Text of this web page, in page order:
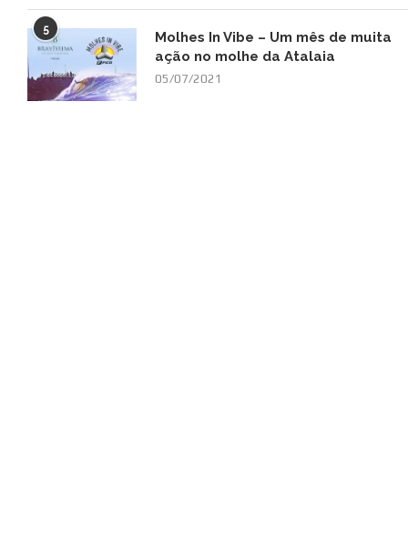
5
Molhes In Vibe – Um mês de muita
ação no molhe da Atalaia
05/07/2021